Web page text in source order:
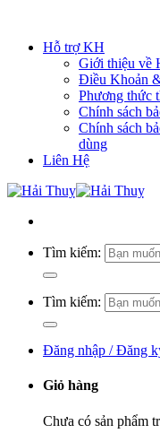
Hỗ trợ KH
Giới thiệu về
Điều Khoản
Phương thức
Chính sách
Chính sách
dùng
Liên Hệ
Tìm kiếm:
Tìm kiếm:
Đăng nhập / Đăng
Giỏ hàng
Chưa có sản phẩm